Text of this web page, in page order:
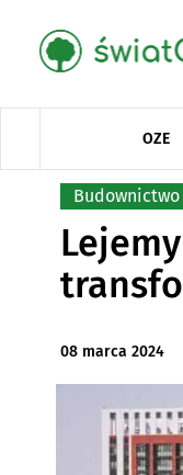
OZE
Budownictwo
08 marca 2024